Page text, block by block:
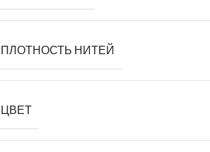
ПЛОТНОСТЬ НИТЕЙ
ЦВЕТ